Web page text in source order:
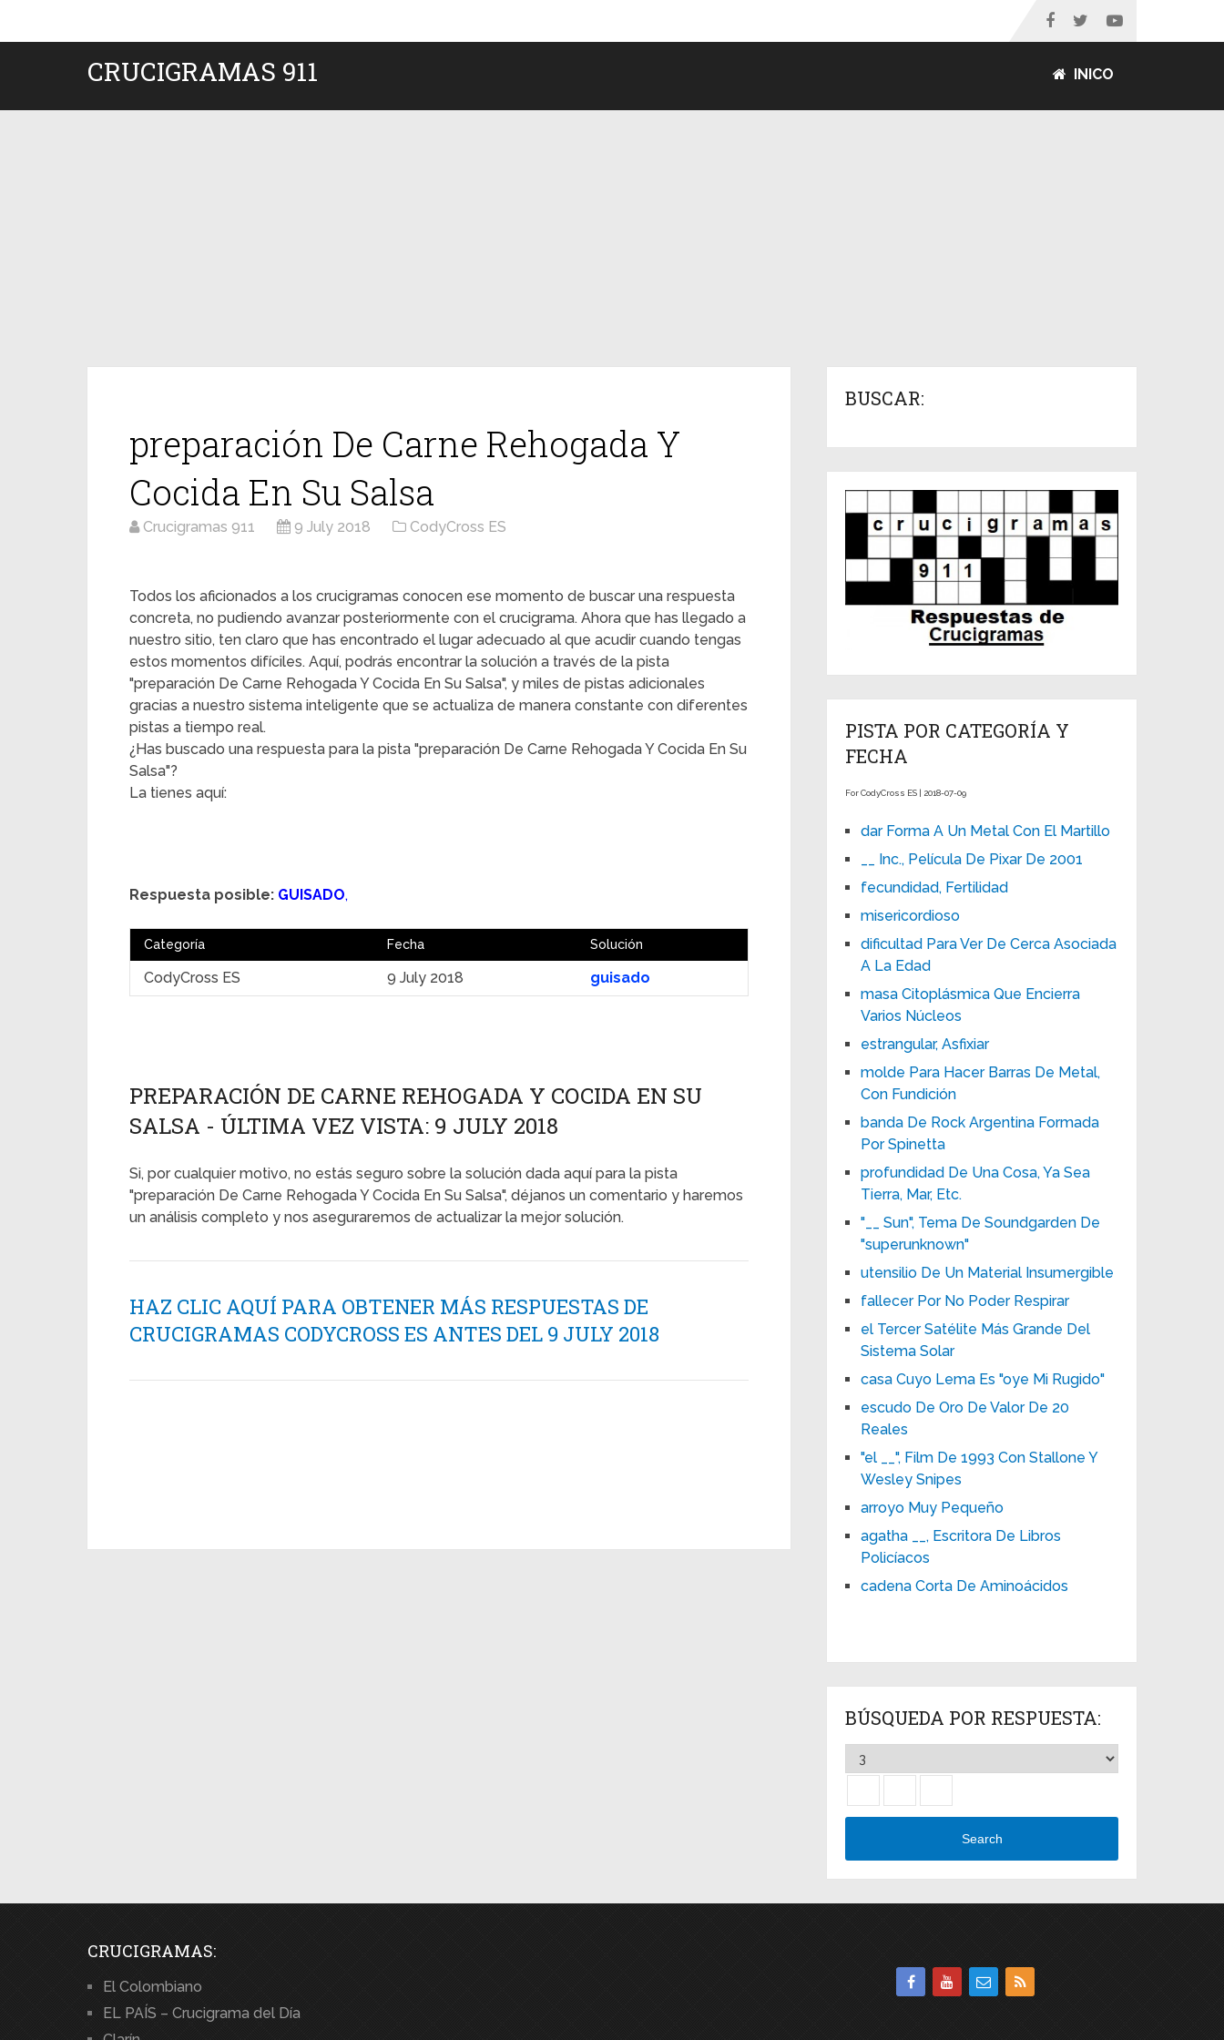
CRUCIGRAMAS 911 INICO
preparación De Carne Rehogada Y
Cocida En Su Salsa
Crucigramas 911 9 July 2018 CodyCross ES
Todos los aficionados a los crucigramas conocen ese momento de buscar una respuesta
concreta, no pudiendo avanzar posteriormente con el crucigrama. Ahora que has llegado a
nuestro sitio, ten claro que has encontrado el lugar adecuado al que acudir cuando tengas
estos momentos difíciles. Aquí, podrás encontrar la solución a través de la pista
"preparación De Carne Rehogada Y Cocida En Su Salsa", y miles de pistas adicionales
gracias a nuestro sistema inteligente que se actualiza de manera constante con diferentes
pistas a tiempo real.
¿Has buscado una respuesta para la pista "preparación De Carne Rehogada Y Cocida En Su
Salsa"?
La tienes aquí:
Respuesta posible: GUISADO,
Categoría Fecha Solución
CodyCross ES 9 July 2018 guisado
PREPARACIÓN DE CARNE REHOGADA Y COCIDA EN SU
SALSA - ÚLTIMA VEZ VISTA: 9 JULY 2018
Si, por cualquier motivo, no estás seguro sobre la solución dada aquí para la pista
"preparación De Carne Rehogada Y Cocida En Su Salsa", déjanos un comentario y haremos
un análisis completo y nos aseguraremos de actualizar la mejor solución.
HAZ CLIC AQUÍ PARA OBTENER MÁS RESPUESTAS DE
CRUCIGRAMAS CODYCROSS ES ANTES DEL 9 JULY 2018
BUSCAR:
PISTA POR CATEGORÍA Y
FECHA
For CodyCross ES | 2018-07-09
dar Forma A Un Metal Con El Martillo
__ Inc., Película De Pixar De 2001
fecundidad, Fertilidad
misericordioso
dificultad Para Ver De Cerca Asociada
A La Edad
masa Citoplásmica Que Encierra
Varios Núcleos
estrangular, Asfixiar
molde Para Hacer Barras De Metal,
Con Fundición
banda De Rock Argentina Formada
Por Spinetta
profundidad De Una Cosa, Ya Sea
Tierra, Mar, Etc.
"__ Sun", Tema De Soundgarden De
"superunknown"
utensilio De Un Material Insumergible
fallecer Por No Poder Respirar
el Tercer Satélite Más Grande Del
Sistema Solar
casa Cuyo Lema Es "oye Mi Rugido"
escudo De Oro De Valor De 20
Reales
"el __", Film De 1993 Con Stallone Y
Wesley Snipes
arroyo Muy Pequeño
agatha __, Escritora De Libros
Policíacos
cadena Corta De Aminoácidos
BÚSQUEDA POR RESPUESTA:
Search
CRUCIGRAMAS:
El Colombiano
EL PAÍS – Crucigrama del Día